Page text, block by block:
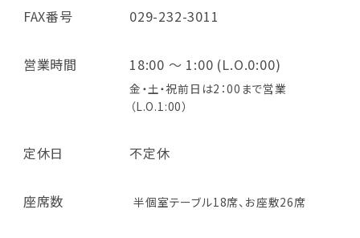
FAX番号 029-232-3011
営業時間 18:00 ～ 1:00 (L.O.0:00)
金・土・祝前日は2：00まで営業
（L.O.1:00）
定休日 不定休
座席数 半個室テーブル18席、お座敷26席